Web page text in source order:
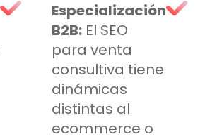
Especialización
B2B: El SEO
para venta
consultiva tiene
dinámicas
distintas al
ecommerce o